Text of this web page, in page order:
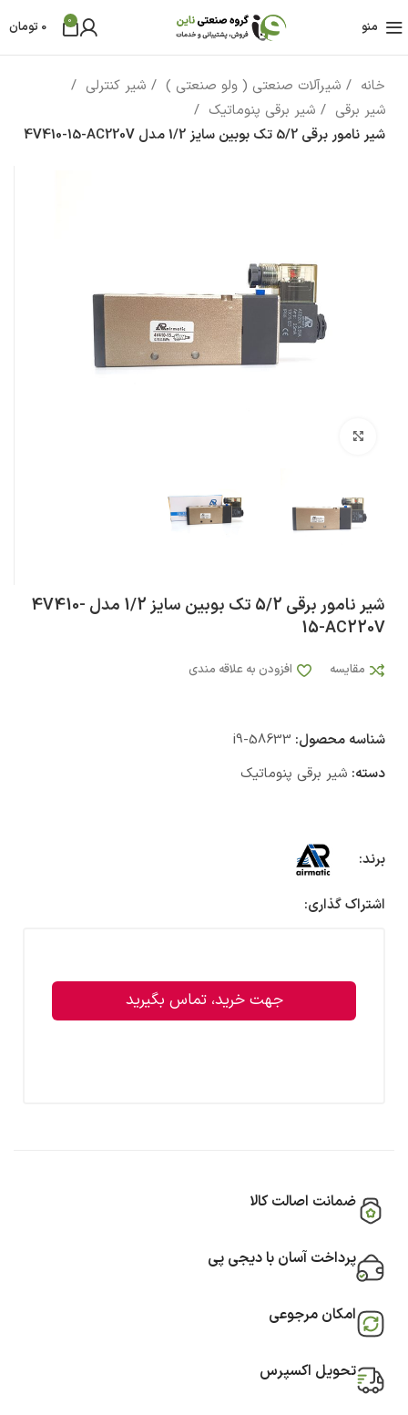
منو 0
0 تومان
خانه شیرآلات صنعتی ( ولو صنعتی )
شیر کنترلی
شیر برقی
شیر برقی پنوماتیک
شیر نامور برقی 5/2 تک بوبین سایز 1/2 مدل 4V410-15-AC220V
شیر نامور برقی 5/2 تک بوبین سایز 1/2 مدل 4V410-
15-AC220V
مقایسه افزودن به علاقه مندی
شناسه محصول: i9-58633
دسته: شیر برقی پنوماتیک
برند:
اشتراک گذاری:
جهت خرید، تماس بگیرید
ضمانت اصالت کالا
پرداخت آسان با دیجی پی
امکان مرجوعی
تحویل اکسپرس